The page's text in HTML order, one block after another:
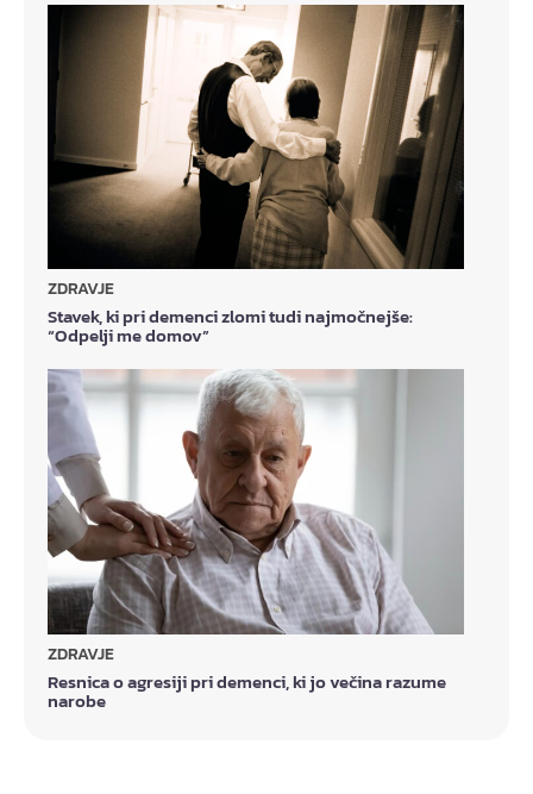
ZDRAVJE
Stavek, ki pri demenci zlomi tudi najmočnejše:
“Odpelji me domov”
ZDRAVJE
Resnica o agresiji pri demenci, ki jo večina razume
narobe